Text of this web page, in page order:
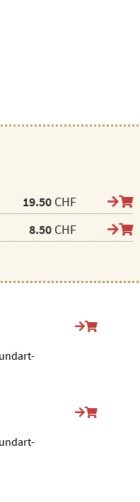
19.50CHF
8.50CHF